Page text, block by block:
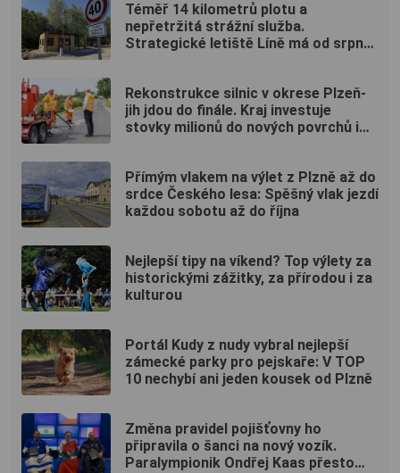
Téměř 14 kilometrů plotu a
nepřetržitá strážní služba.
Strategické letiště Líně má od srpna
Rekonstrukce silnic v okrese Plzeň-
jih jdou do finále. Kraj investuje
stovky milionů do nových povrchů i
Přímým vlakem na výlet z Plzně až do
srdce Českého lesa: Spěšný vlak jezdí
každou sobotu až do října
Nejlepší tipy na víkend? Top výlety za
historickými zážitky, za přírodou i za
kulturou
Portál Kudy z nudy vybral nejlepší
zámecké parky pro pejskaře: V TOP
10 nechybí ani jeden kousek od Plzně
Změna pravidel pojišťovny ho
připravila o šanci na nový vozík.
Paralympionik Ondřej Kaas přesto